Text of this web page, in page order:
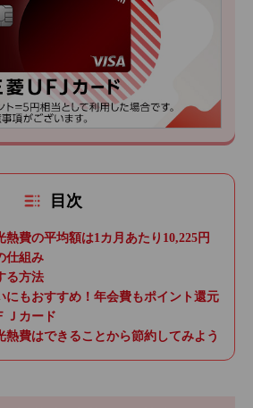
目次
費の平均額は1カ月あたり10,225円
仕組み
る方法
にもおすすめ！年会費もポイント還元
Ｊカード
熱費はできることから節約してみよう